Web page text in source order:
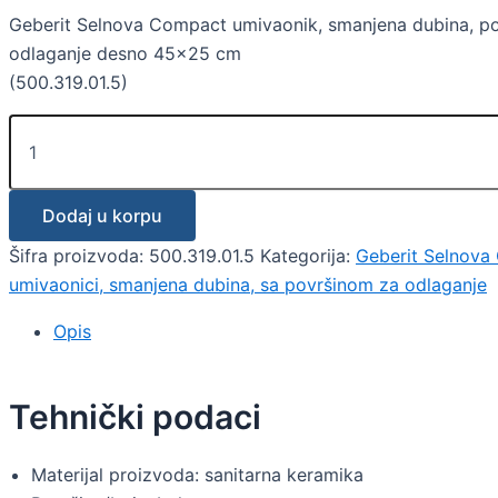
Geberit Selnova Compact umivaonik, smanjena dubina,
odlaganje desno 45×25 cm
(500.319.01.5)
Dodaj u korpu
Šifra proizvoda: 500.319.01.5 Kategorija: Geberit Selnova
umivaonici, smanjena dubina, sa površinom za odlaganje
Opis
Tehnički podaci
Materijal proizvoda: sanitarna keramika